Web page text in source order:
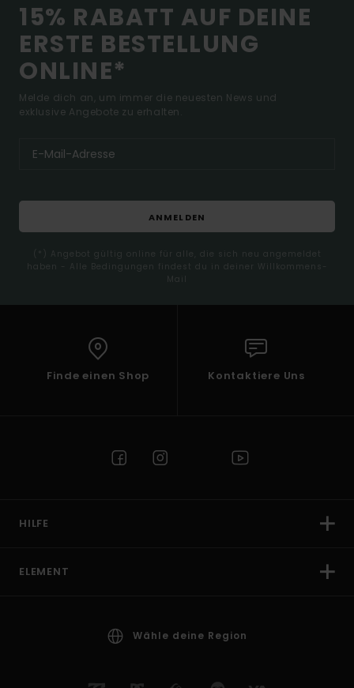
15% RABATT AUF DEINE
ERSTE BESTELLUNG
ONLINE*
Melde dich an, um immer die neuesten News und
exklusive Angebote zu erhalten.
ANMELDEN
(*) Angebot gültig online für alle, die sich neu angemeldet
haben - Alle Bedingungen findest du in deiner Willkommens-
Mail
Finde einen Shop Kontaktiere Uns
HILFE
ELEMENT
Wähle deine Region